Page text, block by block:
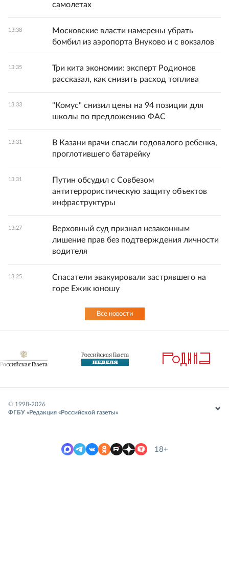
самолетах
13:38
Московские власти намерены убрать
бомбил из аэропорта Внуково и с вокзалов
13:35
Три кита экономии: эксперт Родионов
рассказал, как снизить расход топлива
13:33
"Комус" снизил цены на 94 позиции для
школы по предложению ФАС
13:31
В Казани врачи спасли годовалого ребенка,
проглотившего батарейку
13:31
Путин обсудил с Совбезом
антитеррористическую защиту объектов
инфраструктуры
13:27
Верховный суд признал незаконным
лишение прав без подтверждения личности
водителя
13:25
Спасатели эвакуировали застрявшего на
горе Ежик юношу
Все новости
© 1998-2026
ФГБУ «Редакция «Российской газеты»
18+